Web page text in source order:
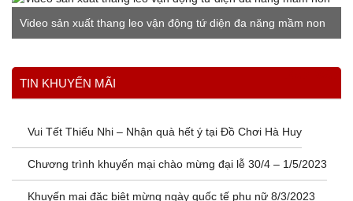
Video sản xuất thang leo vận động tứ diện đa năng mầm non
Xem thêm
TIN KHUYẾN MÃI
Vui Tết Thiếu Nhi – Nhận quà hết ý tại Đồ Chơi Hà Huy
Chương trình khuyến mại chào mừng đại lễ 30/4 – 1/5/2023
Khuyến mại đặc biệt mừng ngày quốc tế phụ nữ 8/3/2023